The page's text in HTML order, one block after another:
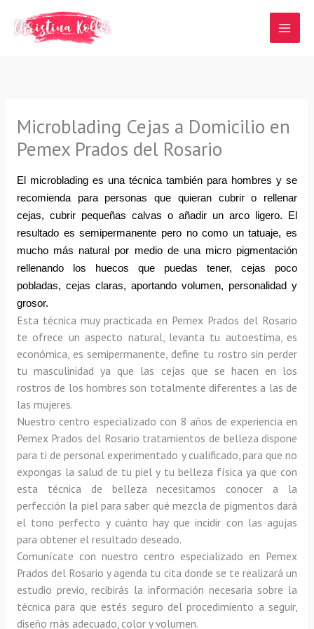
contenido
Microblading Cejas a Domicilio en
Pemex Prados del Rosario
El microblading es una técnica también para hombres y se
recomienda para personas que quieran cubrir o rellenar
cejas, cubrir pequeñas calvas o añadir un arco ligero. El
resultado es semipermanente pero no como un tatuaje, es
mucho más natural por medio de una micro pigmentación
rellenando los huecos que puedas tener, cejas poco
pobladas, cejas claras, aportando volumen, personalidad y
grosor.
Esta técnica muy practicada en Pemex Prados del Rosario
te ofrece un aspecto natural, levanta tu autoestima, es
económica, es semipermanente, define tu rostro sin perder
tu masculinidad ya que las cejas que se hacen en los
rostros de los hombres son totalmente diferentes a las de
las mujeres.
Nuestro centro especializado con 8 años de experiencia en
Pemex Prados del Rosario tratamientos de belleza dispone
para ti de personal experimentado y cualificado, para que no
expongas la salud de tu piel y tu belleza física ya que con
esta técnica de belleza necesitamos conocer a la
perfección la piel para saber qué mezcla de pigmentos dará
el tono perfecto y cuánto hay que incidir con las agujas
para obtener el resultado deseado.
Comunícate con nuestro centro especializado en Pemex
Prados del Rosario y agenda tu cita donde se te realizará un
estudio previo, recibirás la información necesaria sobre la
técnica para que estés seguro del procedimiento a seguir,
diseño más adecuado, color y volumen.